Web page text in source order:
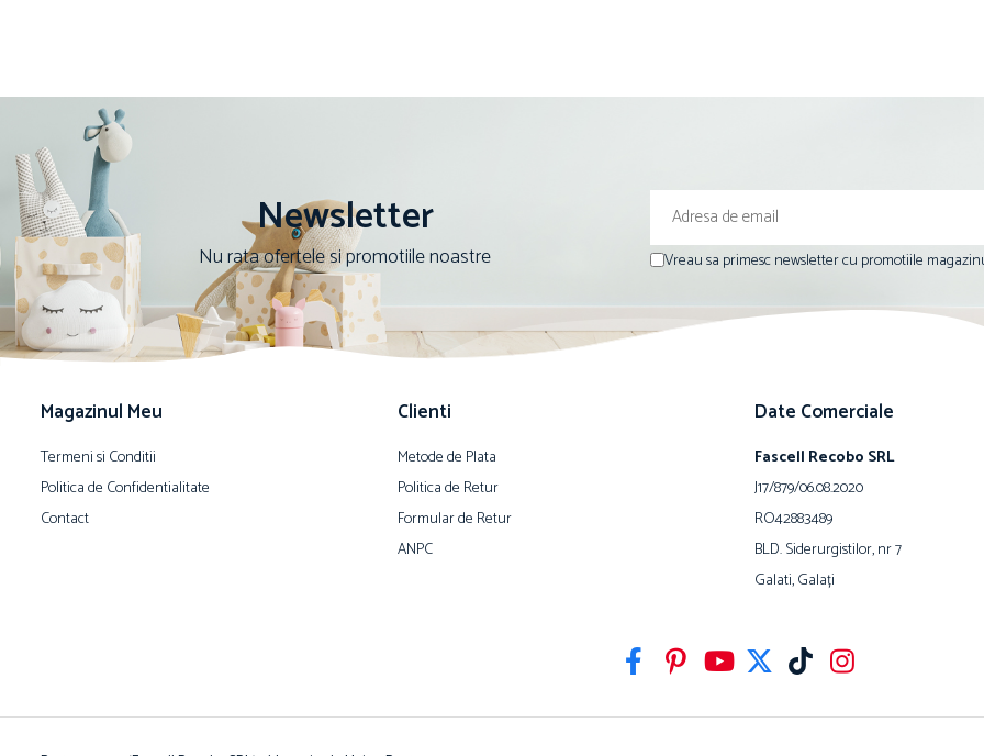
Newsletter
Nu rata ofertele si promotiile noastre Vreau sa primesc newsletter cu promotiile
Magazinul Meu
Termeni si Conditii
Politica de Confidentialitate
Contact
Clienti
Metode de Plata
Politica de Retur
Formular de Retur
ANPC
Date Comerciale
Fascell Recobo SRL
J17/879/06.08.2020
RO42883489
BLD. Siderurgistilor, nr 7
Galati, Galați